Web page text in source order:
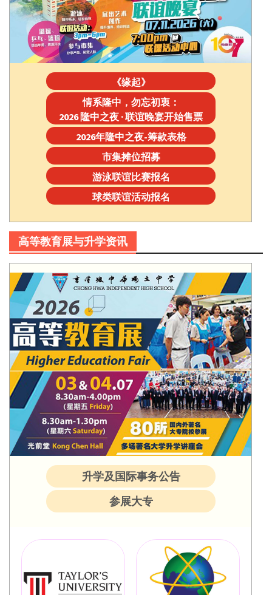
《缘起》
情系隆中，勿忘初衷：
2026 隆中之夜 · 联谊晚宴开始售票
2026年隆中之夜-筹款表格
市集摊位招募
游泳联谊比赛报名
球类联谊活动报名
高等教育展与升学资讯
升学及国际事务公告
参展大专